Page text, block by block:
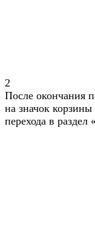
2
После окончания
на значок
перехода в